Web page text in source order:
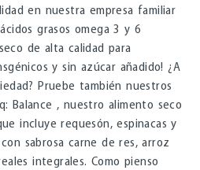
en nuestra empresa familiar
grasos omega 3 y 6
de alta calidad para
y sin azúcar añadido! ¿A
Pruebe también nuestros
Balance , nuestro alimento seco
incluye requesón, espinacas y
con sabrosa carne de res, arroz
integrales. Como pienso